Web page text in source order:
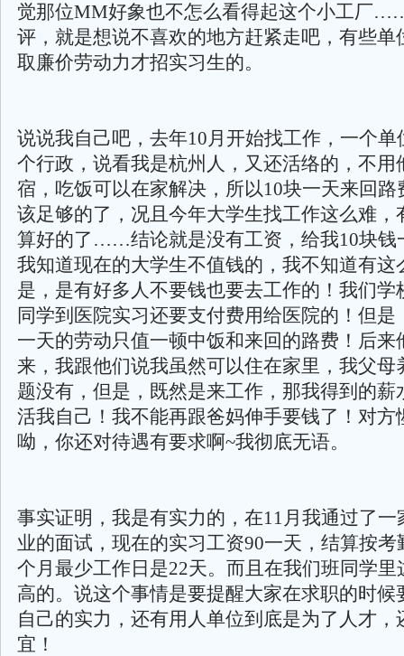
觉那位MM好象也不怎么看得起这个小工厂
评，就是想说不喜欢的地方赶紧走吧，有些单
取廉价劳动力才招实习生的。
说说我自己吧，去年10月开始找工作，一个单
个行政，说看我是杭州人，又还活络的，不用
宿，吃饭可以在家解决，所以10块一天来回路
该足够的了，况且今年大学生找工作这么难，
算好的了……结论就是没有工资，给我10块钱
我知道现在的大学生不值钱的，我不知道有这
是，是有好多人不要钱也要去工作的！我们学
同学到医院实习还要支付费用给医院的！但是
一天的劳动只值一顿中饭和来回的路费！后来
来，我跟他们说我虽然可以住在家里，我父母
题没有，但是，既然是来工作，那我得到的薪
活我自己！我不能再跟爸妈伸手要钱了！对方
呦，你还对待遇有要求啊~我彻底无语。
事实证明，我是有实力的，在11月我通过了一
业的面试，现在的实习工资90一天，结算按考
个月最少工作日是22天。而且在我们班同学里
高的。说这个事情是要提醒大家在求职的时候
自己的实力，还有用人单位到底是为了人才，
宜！